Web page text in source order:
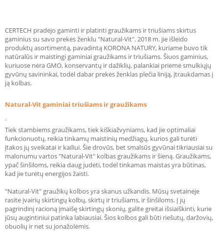
CERTECH pradėjo gaminti ir platinti graužikams ir triušiams skirtus
gaminius su savo prekės ženklu "Natural-Vit". 2018 m. jie išleido
produktų asortimentą, pavadintą KORONA NATURY, kuriame buvo tik
natūralūs ir maistingi gaminiai graužikams ir triušiams. Šiuos gaminius,
kuriuose nėra GMO, konservantų ir dažiklių, palankiai priėmė smulkiųjų
gyvūnų savininkai, todėl dabar prekės ženklas plečia liniją, įtraukdamas į
ją kolbas.
Natural-Vit gaminiai triušiams ir graužikams
.
Tiek stambiems graužikams, tiek kiškiažvyniams, kad jie optimaliai
funkcionuotų, reikia tinkamų maistinių medžiagų, kurios gali turėti
įtakos jų sveikatai ir kailiui. Šie drovūs, bet smalsūs gyvūnai tikriausiai su
malonumu vartos "Natural-Vit" kolbas graužikams ir šieną. Graužikams,
ypač šinšiloms, reikia daug judėti, todėl tinkamas maistas yra būtinas,
kad jie turėtų energijos žaisti.
"Natural-Vit" graužikų kolbos yra skanus užkandis. Mūsų svetainėje
rasite įvairių skirtingų kolbų, skirtų ir triušiams, ir šinšiloms. Į jų
pagrindinį racioną įmaišę skirtingų skonių, galite greitai išsiaiškinti, kurie
jūsų augintiniui patinka labiausiai. Šios kolbos gali būti riešutų, daržovių,
obuolių ir net su jonažolėmis.